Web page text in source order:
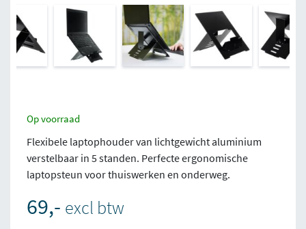
Op voorraad
Flexibele laptophouder van lichtgewicht aluminium
verstelbaar in 5 standen. Perfecte ergonomische
laptopsteun voor thuiswerken en onderweg.
69,- excl btw